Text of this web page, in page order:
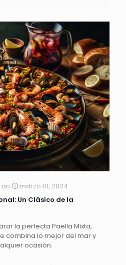
on
marzo 10, 2024
Un Clásico de la
la perfecta Paella Mixta,
combina lo mejor del mar y
ocasión.